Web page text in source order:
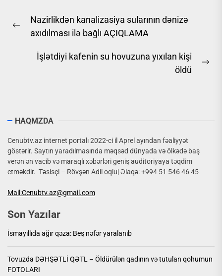
naviqasiyası
Previous
Nazirlikdən kanalizasiya sularının dənizə
axıdılması ilə bağlı AÇIQLAMA
İşlətdiyi kafenin su hovuzuna yıxılan kişi
öldü
HAQMZDA
Cenubtv.az internet portalı 2022-ci il Aprel ayından fəaliyyət
göstərir. Saytın yaradılmasında məqsəd dünyada və ölkədə baş
verən ən vacib və maraqlı xəbərləri geniş auditoriyaya təqdim
etməkdir. Təsisçi – Rövşən Adil oqlu| Əlaqə: +994 51 546 46 45
Mail:Cenubtv.az@gmail.com
Son Yazılar
İsmayıllıda ağır qəza: Beş nəfər yaralanıb
Tovuzda DƏHŞƏTLİ QƏTL – Öldürülən qadının və tutulan qohumun
FOTOLARI